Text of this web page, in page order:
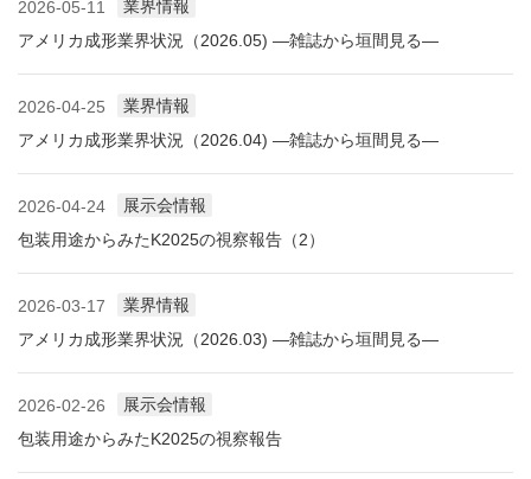
2026-05-11
業界情報
アメリカ成形業界状況（2026.05) ―雑誌から垣間見る―
2026-04-25
業界情報
アメリカ成形業界状況（2026.04) ―雑誌から垣間見る―
2026-04-24
展示会情報
包装用途からみたK2025の視察報告（2）
2026-03-17
業界情報
アメリカ成形業界状況（2026.03) ―雑誌から垣間見る―
2026-02-26
展示会情報
包装用途からみたK2025の視察報告